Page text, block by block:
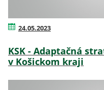
24.05.2023
KSK - Adaptačná
v Košickom kraji